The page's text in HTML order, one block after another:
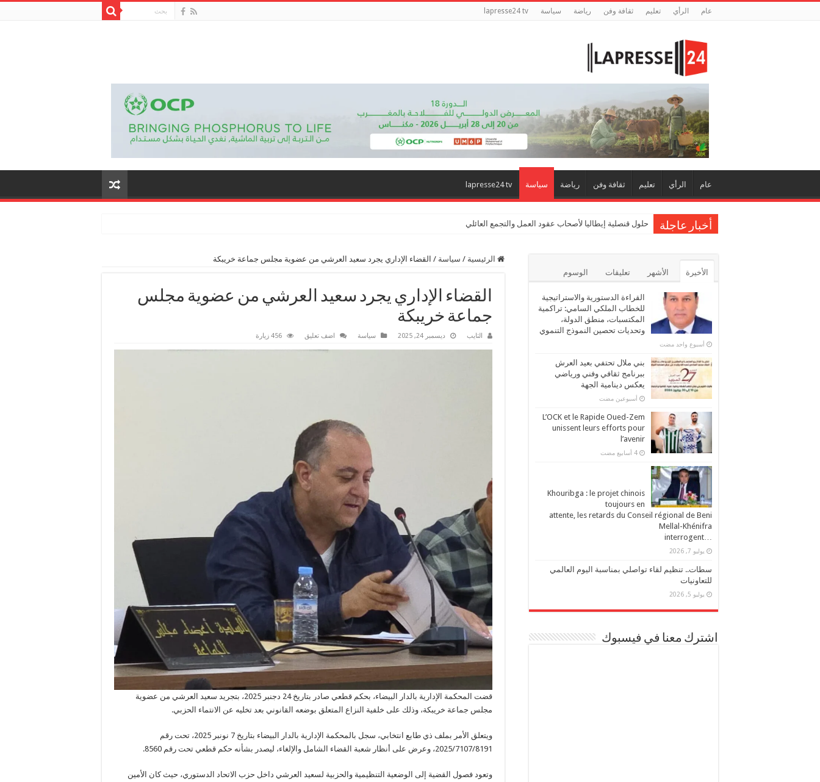
عام الرأي تعليم ثقافة وفن رياضة سياسة lapresse24 tv
عام الرأي تعليم ثقافة وفن رياضة سياسة lapresse24 tv
أخبار عاجلة حلول قنصلية إيطاليا لأصحاب عقود العمل والتجمع العائلي
الرئيسية / سياسة / القضاء الإداري يجرد سعيد العرشي من عضوية مجلس جماعة خريبكة
القضاء الإداري يجرد سعيد العرشي من عضوية مجلس
جماعة خريبكة
التايب ديسمبر 24, 2025 سياسة اضف تعليق 456 زيارة
قضت المحكمة الإدارية بالدار البيضاء، بحكم قطعي صادر بتاريخ 24 دجنبر 2025، بتجريد سعيد العرشي من عضوية
مجلس جماعة خريبكة، وذلك على خلفية النزاع المتعلق بوضعه القانوني بعد تخليه عن الانتماء الحزبي.
ويتعلق الأمر بملف ذي طابع انتخابي، سجل بالمحكمة الإدارية بالدار البيضاء بتاريخ 7 نونبر 2025، تحت رقم
2025/7107/8191، وعرض على أنظار شعبة القضاء الشامل والإلغاء، ليصدر بشأنه حكم قطعي تحت رقم 8560.
وتعود فصول القضية إلى الوضعية التنظيمية والحزبية لسعيد العرشي داخل حزب الاتحاد الدستوري، حيث كان الأمين
الأخيرة الأشهر تعليقات الوسوم
القراءة الدستورية والاستراتيجية
للخطاب الملكي السامي: تراكمية
المكتسبات، منطق الدولة،
وتحديات تحصين النموذج التنموي
‏أسبوع واحد مضت
بني ملال تحتفي بعيد العرش
ببرنامج ثقافي وفني ورياضي
يعكس دينامية الجهة
‏أسبوعين مضت
L’OCK et le Rapide Oued-Zem
unissent leurs efforts pour
l’avenir
Khouribga : le projet chinois
toujours en
attente, les retards du Conseil régional de Beni
Mellal-Khénifra
يوليو 7, 2026
سطات.. تنظيم لقاء تواصلي بمناسبة اليوم العالمي
للتعاونيات
يوليو 5, 2026
اشترك معنا في فيسبوك